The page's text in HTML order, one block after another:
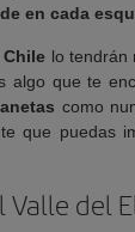
en cada
Chile lo tendrán
algo que te
como
que puedas
del